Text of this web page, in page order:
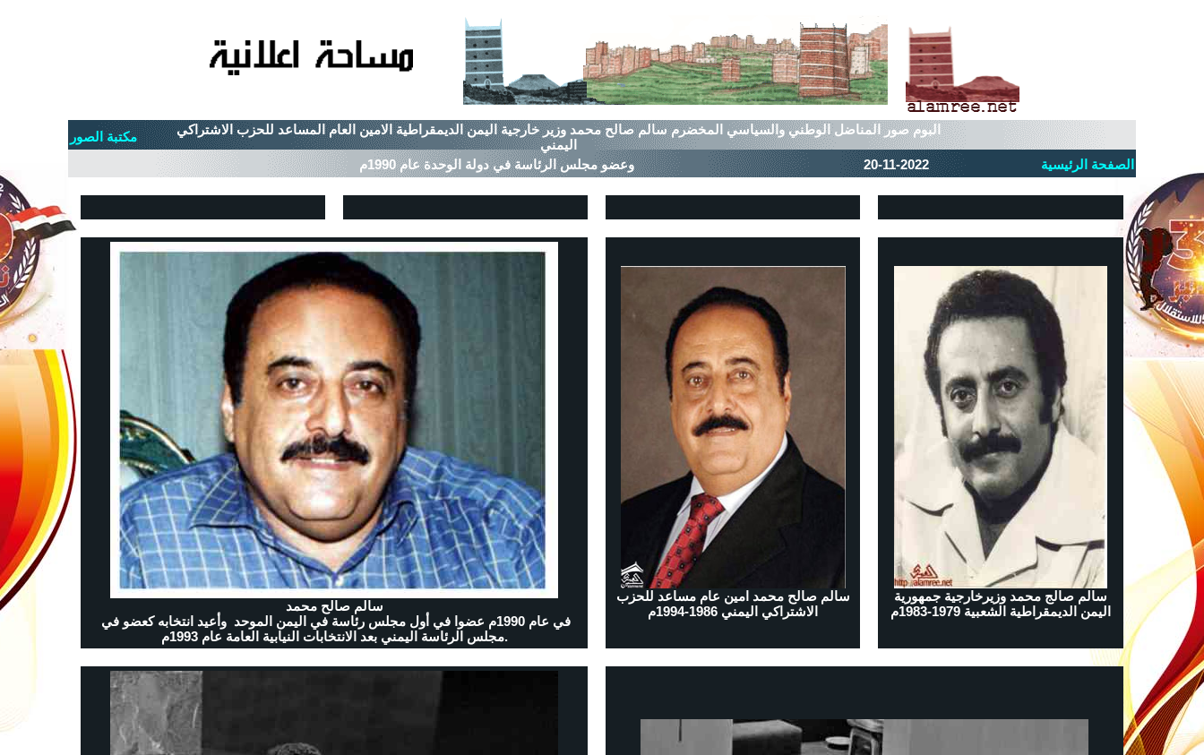
مكتبة الصور
البوم صور المناضل الوطني والسياسي المخضرم سالم صالح محمد وزير خارجية اليمن الديمقراطية الامين العام المساعد للحزب الاشتراكي
اليمني
وعضو مجلس الرئاسة في دولة الوحدة عام 1990م
20-11-2022 الصفحة الرئيسية
سالم صالح محمد
مجلس الرئاسة اليمني بعد الانتخابات النيابية العامة عام 1993م.
سالم صالح محمد امين عام مساعد للحزب
الاشتراكي اليمني 1986-1994م
سالم صالج محمد وزيرخارجية جمهورية
اليمن الديمقراطية الشعبية 1979-1983م